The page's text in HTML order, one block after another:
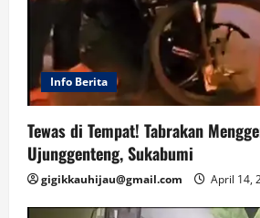
Info Berita
Tewas di Tempat! Tabrakan
Ujunggenteng, Sukabumi
gigikkauhijau@gmail.com April 14,